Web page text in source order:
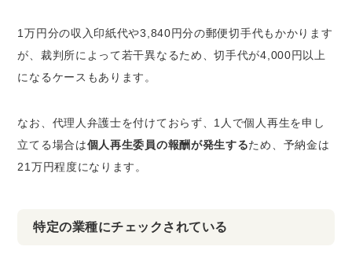
1万円分の収入印紙代や3,840円分の郵便切手代もかかります
が、裁判所によって若干異なるため、切手代が4,000円以上
になるケースもあります。
なお、代理人弁護士を付けておらず、1人で個人再生を申し
立てる場合は個人再生委員の報酬が発生するため、予納金は
21万円程度になります。
特定の業種にチェックされている